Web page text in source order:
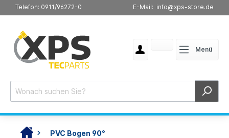
Telefon: 0911/96272-0 E-Mail: info@xps-store.de
Menü
PVC Bogen 90°